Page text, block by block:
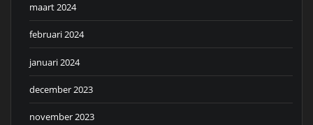
maart 2024
februari 2024
januari 2024
december 2023
november 2023